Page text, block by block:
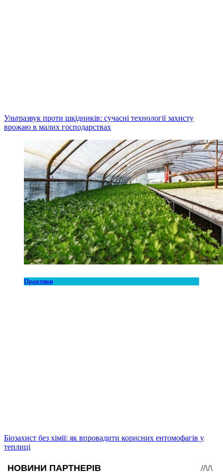
Ультразвук проти шкідників: сучасні технології захисту
врожаю в малих господарствах
Практики
Біозахист без хімії: як впровадити корисних ентомофагів у
теплиці